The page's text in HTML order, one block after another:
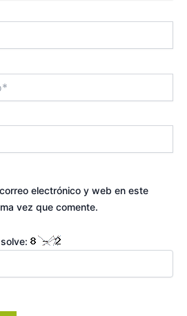
electrónico y web en este
vez que comente.